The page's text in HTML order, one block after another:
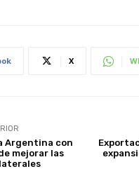
X
Argentina con
mejorar las